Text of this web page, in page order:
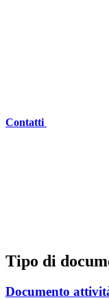
Contatti
Tipo di
Documento